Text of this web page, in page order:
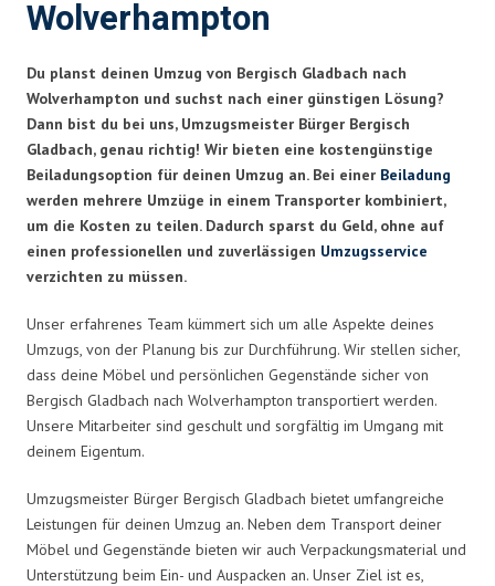
Wolverhampton
Du planst deinen Umzug von Bergisch Gladbach nach
Wolverhampton und suchst nach einer günstigen Lösung?
Dann bist du bei uns, Umzugsmeister Bürger Bergisch
Gladbach, genau richtig! Wir bieten eine kostengünstige
Beiladungsoption für deinen Umzug an. Bei einer Beiladung
werden mehrere Umzüge in einem Transporter kombiniert,
um die Kosten zu teilen. Dadurch sparst du Geld, ohne auf
einen professionellen und zuverlässigen Umzugsservice
verzichten zu müssen.
Unser erfahrenes Team kümmert sich um alle Aspekte deines
Umzugs, von der Planung bis zur Durchführung. Wir stellen sicher,
dass deine Möbel und persönlichen Gegenstände sicher von
Bergisch Gladbach nach Wolverhampton transportiert werden.
Unsere Mitarbeiter sind geschult und sorgfältig im Umgang mit
deinem Eigentum.
Umzugsmeister Bürger Bergisch Gladbach bietet umfangreiche
Leistungen für deinen Umzug an. Neben dem Transport deiner
Möbel und Gegenstände bieten wir auch Verpackungsmaterial und
Unterstützung beim Ein- und Auspacken an. Unser Ziel ist es,